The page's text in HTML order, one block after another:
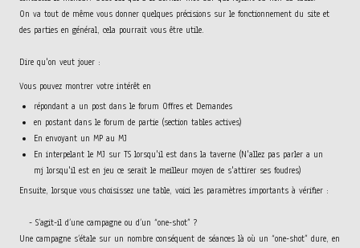
On va tout de même vous donner quelques précisions sur le fonctionnement du site et
des parties en général, cela pourrait vous être utile.
Dire qu'on veut jouer :
Vous pouvez montrer votre intérêt en
répondant a un post dans le forum Offres et Demandes
en postant dans le forum de partie (section tables actives)
En envoyant un MP au MJ
En interpelant le MJ sur TS lorsqu'il est dans la taverne (N'allez pas parler a un
mj lorsqu'il est en jeu ce serait le meilleur moyen de s'attirer ses foudres)
Ensuite, lorsque vous choisissez une table, voici les paramètres importants à vérifier :
- S’agit-il d’une campagne ou d’un “one-shot” ?
Une campagne s’étale sur un nombre conséquent de séances là où un “one-shot” dure, en